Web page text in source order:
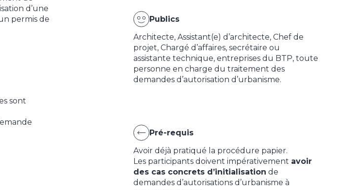
d’une
permis de
sont
Publics
Architecte, Assistant(e) d’architecte, Chef de
projet, Chargé d’affaires, secrétaire ou
assistante technique, entreprises du BTP, toute
personne en charge du traitement des
demandes d’autorisation d’urbanisme.
Pré-requis
Avoir déjà pratiqué la procédure papier.
Les participants doivent impérativement avoir
des cas concrets d’initialisation de
demandes d’autorisations d’urbanisme à